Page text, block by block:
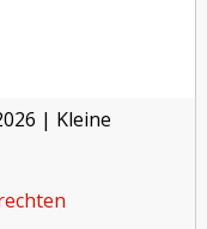
| Kleine